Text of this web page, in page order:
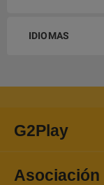
IDIOMAS
G2Play
Asociación